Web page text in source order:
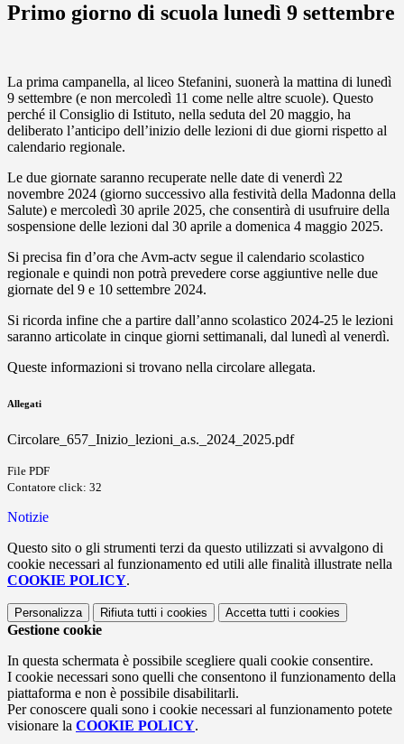
Primo giorno di scuola lunedì 9 settembre
La prima campanella, al liceo Stefanini, suonerà la mattina di lunedì
9 settembre (e non mercoledì 11 come nelle altre scuole). Questo
perché il Consiglio di Istituto, nella seduta del 20 maggio, ha
deliberato l’anticipo dell’inizio delle lezioni di due giorni rispetto al
calendario regionale.
Le due giornate saranno recuperate nelle date di venerdì 22
novembre 2024 (giorno successivo alla festività della Madonna della
Salute) e mercoledì 30 aprile 2025, che consentirà di usufruire della
sospensione delle lezioni dal 30 aprile a domenica 4 maggio 2025.
Si precisa fin d’ora che Avm-actv segue il calendario scolastico
regionale e quindi non potrà prevedere corse aggiuntive nelle due
giornate del 9 e 10 settembre 2024.
Si ricorda infine che a partire dall’anno scolastico 2024-25 le lezioni
saranno articolate in cinque giorni settimanali, dal lunedì al venerdì.
Queste informazioni si trovano nella circolare allegata.
Allegati
Circolare_657_Inizio_lezioni_a.s._2024_2025.pdf
File PDF
Contatore click: 32
Notizie
Questo sito o gli strumenti terzi da questo utilizzati si avvalgono di
cookie necessari al funzionamento ed utili alle finalità illustrate nella
COOKIE POLICY.
Personalizza Rifiuta tutti i cookies Accetta tutti i cookies
Gestione cookie
In questa schermata è possibile scegliere quali cookie consentire.
I cookie necessari sono quelli che consentono il funzionamento della
piattaforma e non è possibile disabilitarli.
Per conoscere quali sono i cookie necessari al funzionamento potete
visionare la COOKIE POLICY.